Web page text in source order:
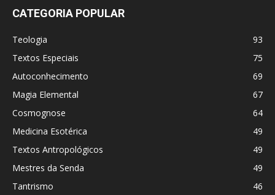
CATEGORIA POPULAR
Teologia
93
Textos Especiais
75
Autoconhecimento
69
Magia Elemental
67
Cosmognose
64
Medicina Esotérica
49
Textos Antropológicos
49
Mestres da Senda
49
Tantrismo
46